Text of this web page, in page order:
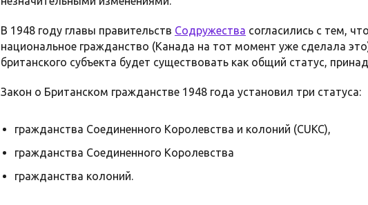
В 1948 году главы правительств Содружества согласились с тем,
национальное гражданство (Канада на тот момент уже сделала
британского субъекта будет существовать как общий статус,
Закон о Британском гражданстве 1948 года установил три статуса:
гражданства Соединенного Королевства и колоний (CUKC),
гражданства Соединенного Королевства
гражданства колоний.